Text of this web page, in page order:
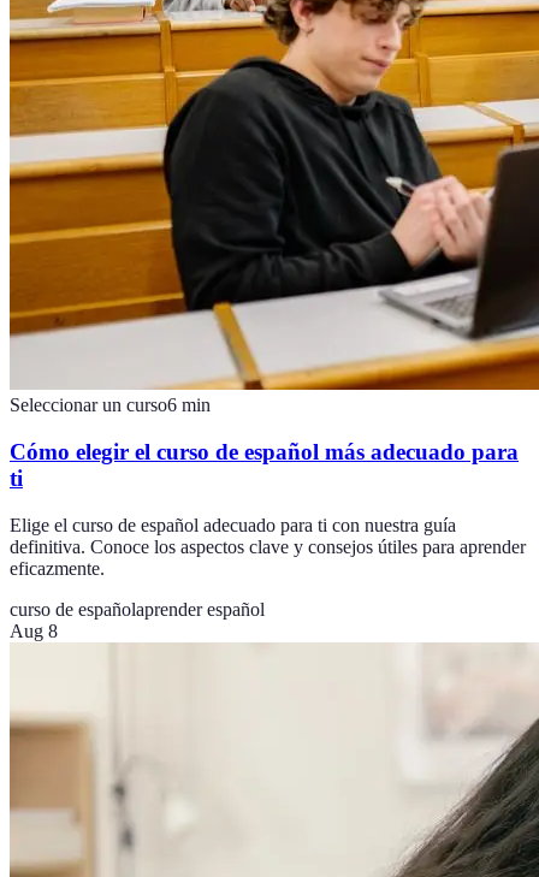
Seleccionar un curso6 min
Cómo elegir el curso de español más adecuado para
ti
Elige el curso de español adecuado para ti con nuestra guía
definitiva. Conoce los aspectos clave y consejos útiles para aprender
eficazmente.
curso de españolaprender español
Aug 8